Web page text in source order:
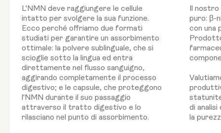
L'NMN deve raggiungere le cellule
intatto per svolgere la sua funzione.
Ecco perché offriamo due formati
studiati per garantire un assorbimento
ottimale: la polvere sublinguale, che si
scioglie sotto la lingua ed entra
direttamente nel flusso sanguigno,
aggirando completamente il processo
digestivo; e le capsule, che proteggono
l'NMN durante il suo passaggio
attraverso il tratto digestivo e lo
rilasciano nel punto di assorbimento.
Il nostro
puro: β-
con una
di
la